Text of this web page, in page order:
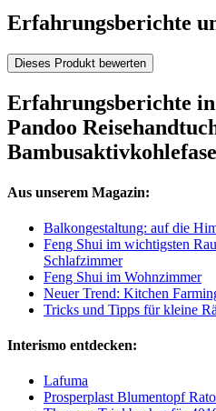
Erfahrungsberichte
Dieses Produkt bewerten
Erfahrungsberichte
Pandoo
Aus unserem Magazin:
Balkongestaltung: auf die
Feng Shui im wichtigsten
Schlafzimmer
Feng Shui im Wohnzimmer
Neuer Trend: Kitchen
Tricks und Tipps für kleine
Interismo entdecken:
Lafuma
Prosperplast Blumentopf